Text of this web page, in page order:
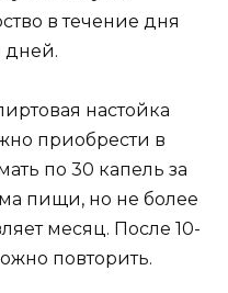
в течение дня
дней.
настойка
приобрести в
по 30 капель за
пищи, но не более
месяц. После 10-
повторить.